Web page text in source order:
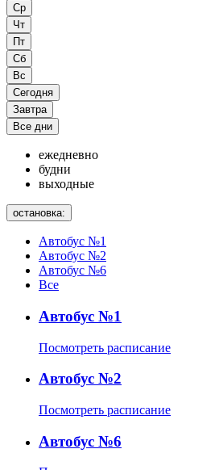
Ср
Чт
Пт
Сб
Вс
Сегодня
Завтра
Все дни
ежедневно
будни
выходные
остановка:
Автобус №1
Автобус №2
Автобус №6
Все
Автобус №1
Посмотреть расписание
Автобус №2
Посмотреть расписание
Автобус №6